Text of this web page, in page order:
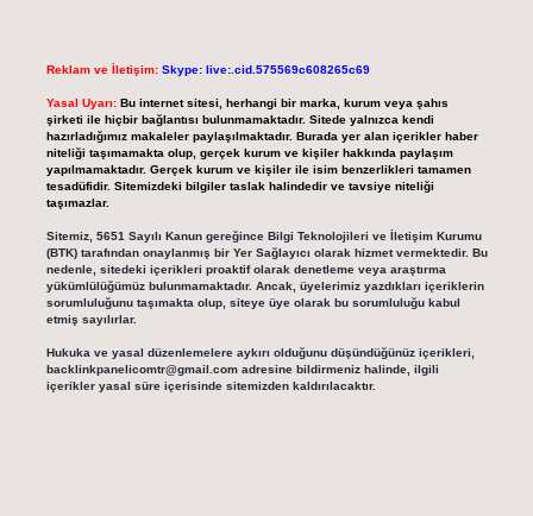
Reklam ve İletişim: Skype: live:.cid.575569c608265c69
Yasal Uyarı: Bu internet sitesi, herhangi bir marka, kurum veya şahıs
şirketi ile hiçbir bağlantısı bulunmamaktadır. Sitede yalnızca kendi
hazırladığımız makaleler paylaşılmaktadır. Burada yer alan içerikler haber
niteliği taşımamakta olup, gerçek kurum ve kişiler hakkında paylaşım
yapılmamaktadır. Gerçek kurum ve kişiler ile isim benzerlikleri tamamen
tesadüfidir. Sitemizdeki bilgiler taslak halindedir ve tavsiye niteliği
taşımazlar.
Sitemiz, 5651 Sayılı Kanun gereğince Bilgi Teknolojileri ve İletişim Kurumu
(BTK) tarafından onaylanmış bir Yer Sağlayıcı olarak hizmet vermektedir. Bu
nedenle, sitedeki içerikleri proaktif olarak denetleme veya araştırma
yükümlülüğümüz bulunmamaktadır. Ancak, üyelerimiz yazdıkları içeriklerin
sorumluluğunu taşımakta olup, siteye üye olarak bu sorumluluğu kabul
etmiş sayılırlar.
Hukuka ve yasal düzenlemelere aykırı olduğunu düşündüğünüz içerikleri,
backlinkpanelicomtr@gmail.comadresine bildirmeniz halinde, ilgili
içerikler yasal süre içerisinde sitemizden kaldırılacaktır.